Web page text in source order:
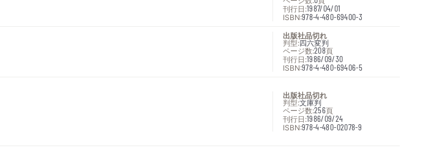
刊行日:1987/04/01
ISBN:978-4-480-69400-3
出版社品切れ
判型:四六変判
ページ数:208頁
刊行日:1986/09/30
ISBN:978-4-480-69406-5
出版社品切れ
判型:文庫判
ページ数:256頁
刊行日:1986/09/24
ISBN:978-4-480-02078-9